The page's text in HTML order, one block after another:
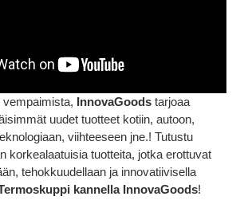
InnovaGoods tarjoaa
uudet tuotteet kotiin, autoon,
viihteeseen jne.! Tutustu
korkealaatuisia tuotteita, jotka erottuvat
tehokkuudellaan ja innovatiivisella
kannella InnovaGoods!